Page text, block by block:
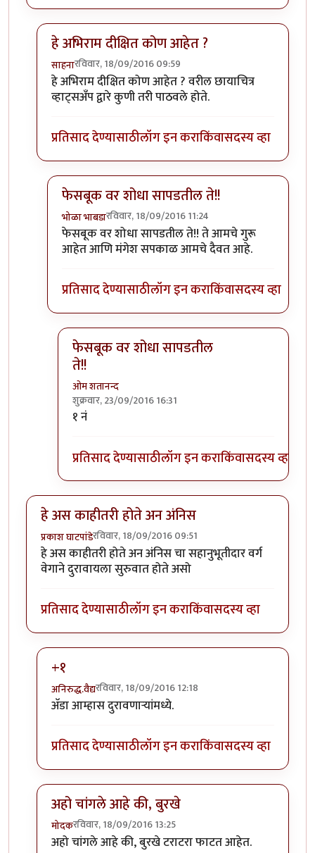
हे अभिराम दीक्षित कोण आहेत ?
साहनारविवार, 18/09/2016 09:59
In reply toसाहना हा आयडी अभिरामbyभोळा भाबडा
हे अभिराम दीक्षित कोण आहेत ? वरील छायाचित्र
व्हाट्सअँप द्वारे कुणी तरी पाठवले होते.
प्रतिसाद देण्यासाठीलॉग इन कराकिंवासदस्य व्हा
फेसबूक वर शोधा सापडतील ते!!
भोळा भाबडारविवार, 18/09/2016 11:24
In reply toहे अभिराम दीक्षित कोण आहेत ?by
फेसबूक वर शोधा सापडतील ते!! ते आमचे गुरू
आहेत आणि मंगेश सपकाळ आमचे दैवत आहे.
प्रतिसाद देण्यासाठीलॉग इन कराकिंवासदस्य व्हा
फेसबूक वर शोधा सापडतील
ते!!
ओम शतानन्द
शुक्रवार, 23/09/2016 16:31
In reply to
१ नं
प्रतिसाद देण्यासाठीलॉग इन कराकिंवासदस्य व्हा
हे अस काहीतरी होते अन अंनिस
प्रकाश घाटपांडेरविवार, 18/09/2016 09:51
हे अस काहीतरी होते अन अंनिस चा सहानुभूतीदार वर्ग
वेगाने दुरावायला सुरुवात होते असो
प्रतिसाद देण्यासाठीलॉग इन कराकिंवासदस्य व्हा
+१
अनिरुद्ध.वैद्यरविवार, 18/09/2016 12:18
In reply toहे अस काहीतरी होते अन अंनिस
अ‍ॅडा आम्हास दुरावणार्‍यांमध्ये.
प्रतिसाद देण्यासाठीलॉग इन कराकिंवासदस्य व्हा
अहो चांगले आहे की, बुरखे
मोदकरविवार, 18/09/2016 13:25
In reply toहे अस काहीतरी होते अन अंनिसby
अहो चांगले आहे की, बुरखे टराटरा फाटत आहेत.